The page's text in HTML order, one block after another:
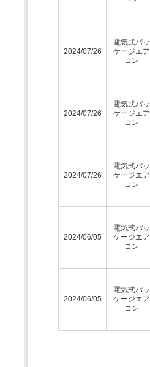
2024/07/26
電気式パッ
ケージエア
コン
2024/07/26
電気式パッ
ケージエア
コン
2024/07/26
電気式パッ
ケージエア
コン
2024/06/05
電気式パッ
ケージエア
コン
2024/06/05
電気式パッ
ケージエア
コン